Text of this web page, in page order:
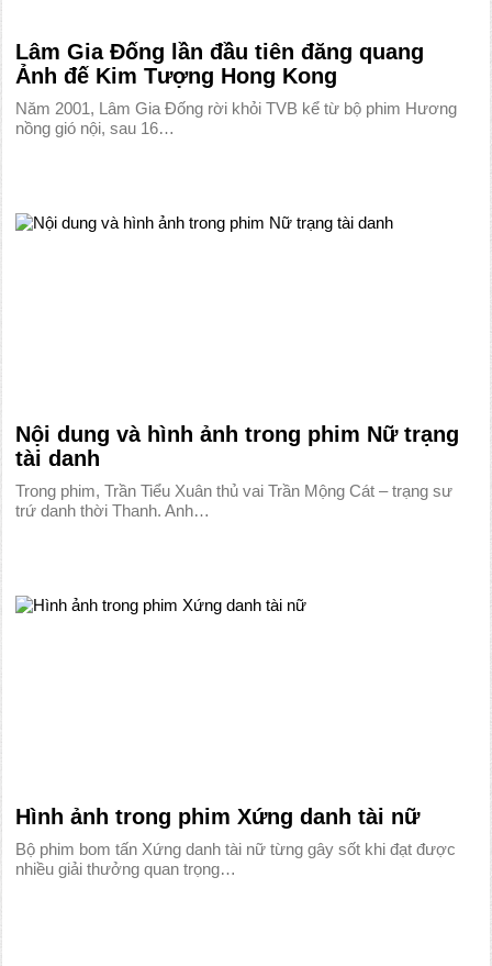
Lâm Gia Đống lần đầu tiên đăng quang
Ảnh đế Kim Tượng Hong Kong
Năm 2001, Lâm Gia Đống rời khỏi TVB kể từ bộ phim Hương
nồng gió nội, sau 16…
Nội dung và hình ảnh trong phim Nữ trạng
tài danh
Trong phim, Trần Tiểu Xuân thủ vai Trần Mộng Cát – trạng sư
trứ danh thời Thanh. Anh…
Hình ảnh trong phim Xứng danh tài nữ
Bộ phim bom tấn Xứng danh tài nữ từng gây sốt khi đạt được
nhiều giải thưởng quan trọng…